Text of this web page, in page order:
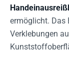
ermöglicht. Das
Verklebungen